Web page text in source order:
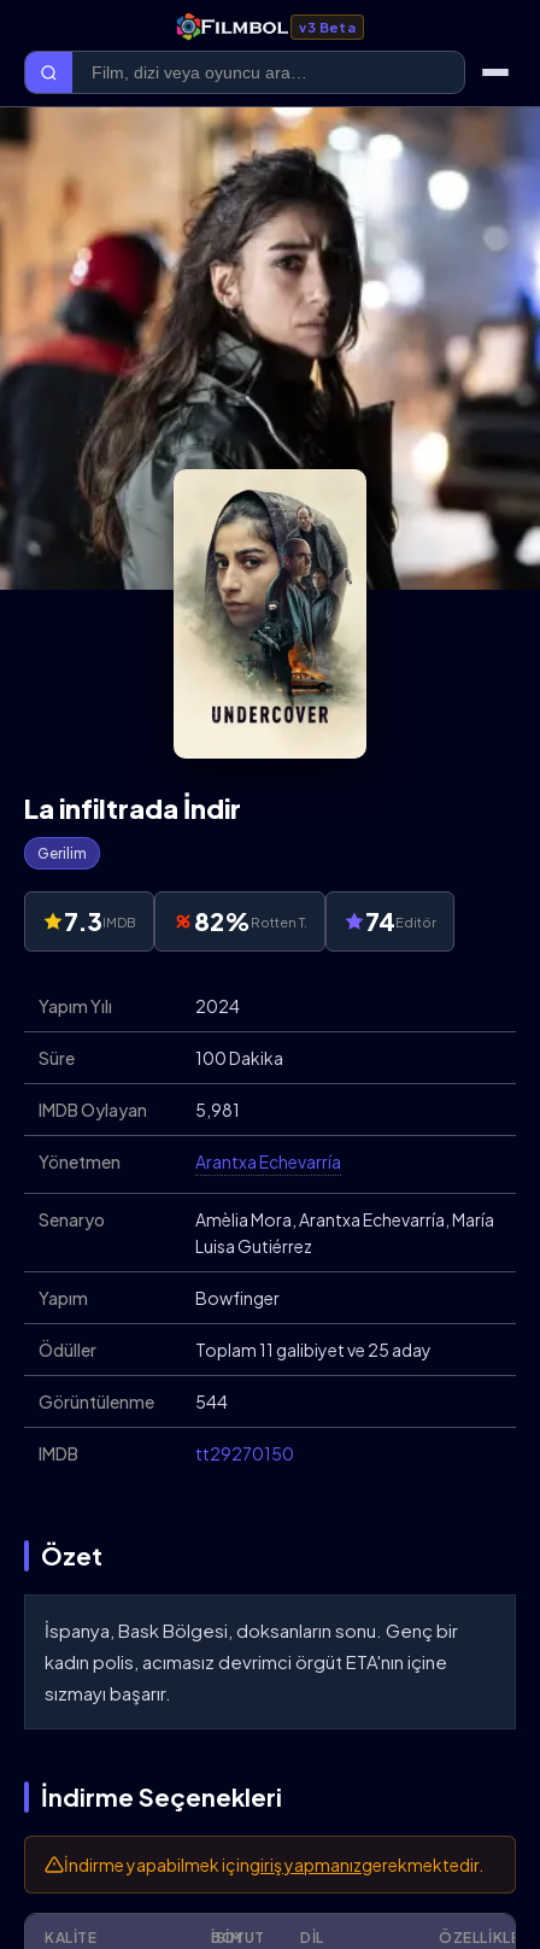
v3 Beta
Kategoriler
Kaliteler
Film Kategorileri
Dizi Kategorileri
La infiltrada İndir
Gerilim
7.3IMDB 82%Rotten T. 74Editör
Yapım Yılı 2024
Süre 100 Dakika
IMDB Oylayan 5,981
Yönetmen Arantxa Echevarría
Senaryo
Amèlia Mora, Arantxa Echevarría, María
Luisa Gutiérrez
Yapım Bowfinger
Ödüller Toplam 11 galibiyet ve 25 aday
Görüntülenme 544
IMDB tt29270150
Özet
İspanya, Bask Bölgesi, doksanların sonu. Genç bir
kadın polis, acımasız devrimci örgüt ETA'nın içine
sızmayı başarır.
İndirme Seçenekleri
İndirme yapabilmek içingiriş yapmanızgerekmektedir.
KALITE İSIM
BOYUT DIL ÖZELLIKLER